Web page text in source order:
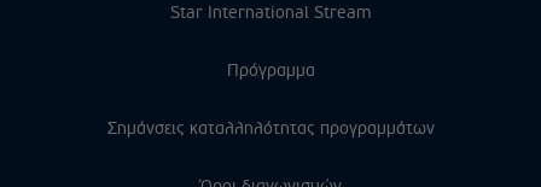
Star International Stream
Πρόγραμμα
Σημάνσεις καταλληλότητας προγραμμάτων